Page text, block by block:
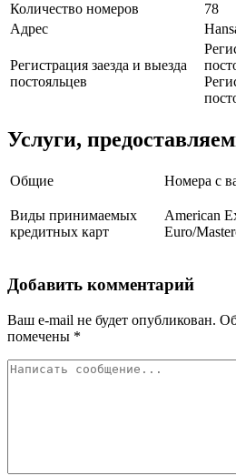
Количество номеров
78
Адрес
Регистрация заезда и выезда
постояльцев
Услуги,
Общие Номера с
Виды принимаемых
кредитных карт
American
Euro/
Добавить комментарий
Ваш e-mail не будет опубликован.
помечены *